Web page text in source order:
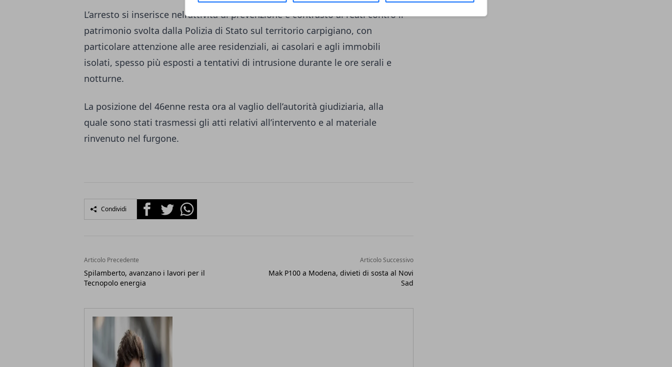
L’arresto si inserisce nell’attività di prevenzione e contrasto ai reati contro il
patrimonio svolta dalla Polizia di Stato sul territorio carpigiano, con
particolare attenzione alle aree residenziali, ai casolari e agli immobili
isolati, spesso più esposti a tentativi di intrusione durante le ore serali e
notturne.
La posizione del 46enne resta ora al vaglio dell’autorità giudiziaria, alla
quale sono stati trasmessi gli atti relativi all’intervento e al materiale
rinvenuto nel furgone.
Condividi FacebookTwitterWhatsapp
Articolo Precedente
Spilamberto, avanzano i lavori per il
Tecnopolo energia
Articolo Successivo
Mak P100 a Modena, divieti di sosta al Novi
Sad